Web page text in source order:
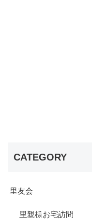
CATEGORY
里友会
里親様お宅訪問